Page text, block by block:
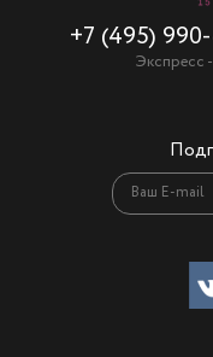
+7 (495)
Экспресс